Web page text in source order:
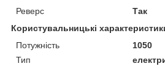
Реверс
Так
Користувальницькі
Потужність
1050
Тип